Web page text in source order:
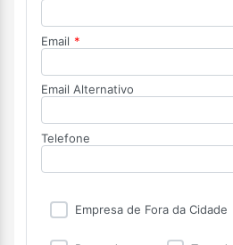
Email *
Email Alternativo
Telefone
Empresa de Fora da Cidade